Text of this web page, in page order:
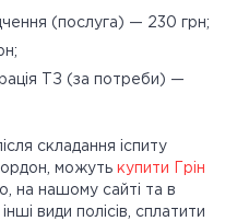
(послуга) — 230 грн;
ТЗ (за потреби) —
складання іспиту
можуть купити Грін
на нашому сайті та в
види полісів, сплатити